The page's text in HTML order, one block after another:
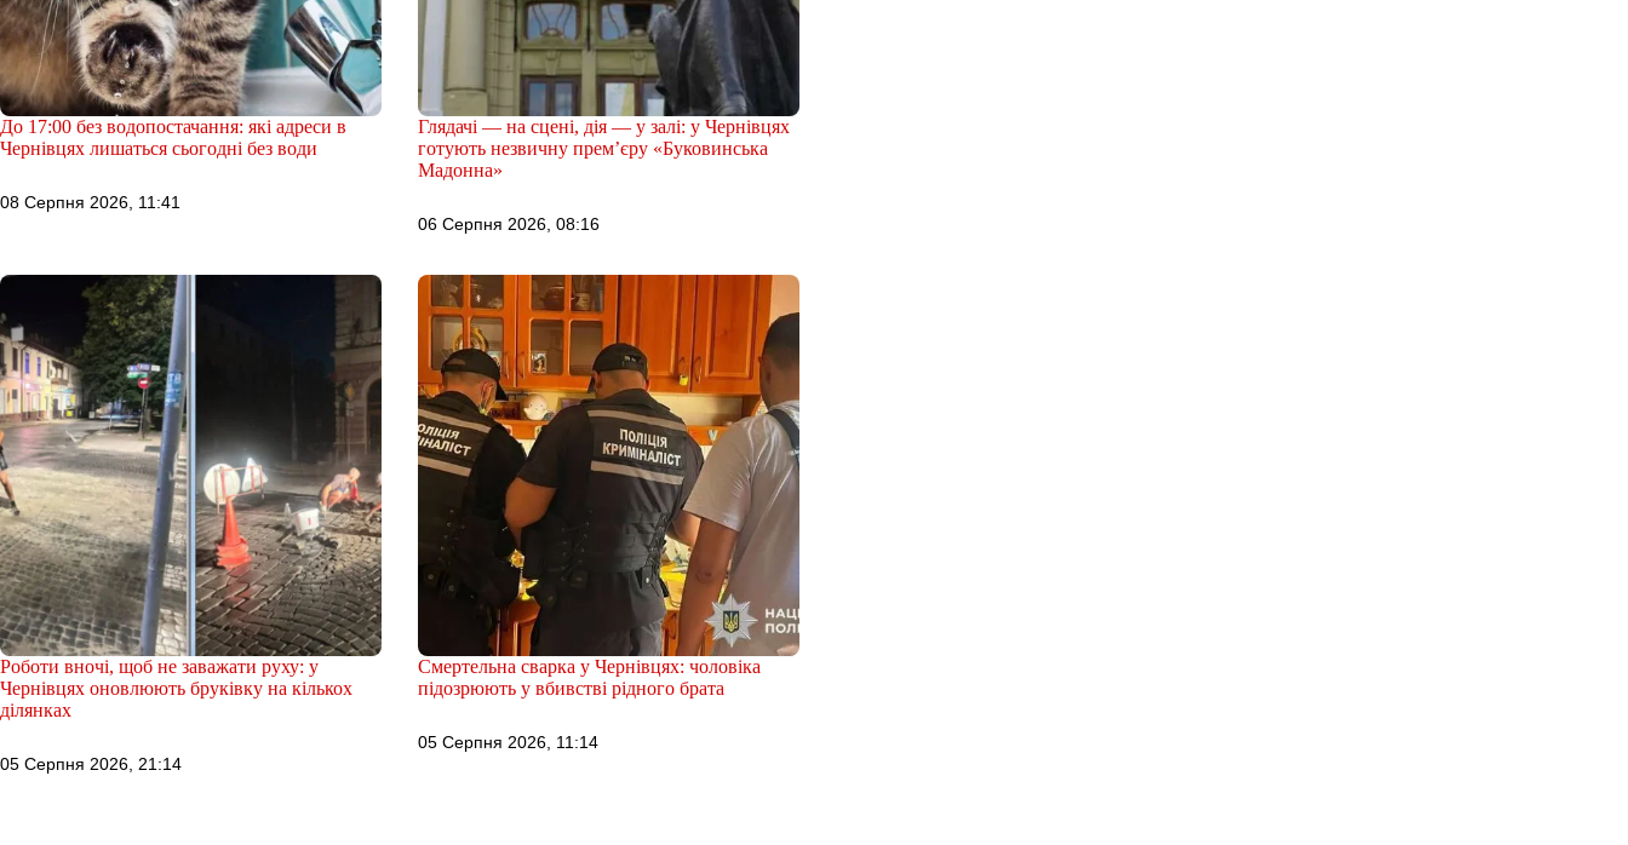
До 17:00 без водопостачання: які адреси в
Чернівцях лишаться сьогодні без води
08 Серпня 2026, 11:41
Глядачі — на сцені, дія — у залі: у Чернівцях
готують незвичну прем’єру «Буковинська
Мадонна»
06 Серпня 2026, 08:16
Роботи вночі, щоб не заважати руху: у
Чернівцях оновлюють бруківку на кількох
ділянках
05 Серпня 2026, 21:14
Смертельна сварка у Чернівцях: чоловіка
підозрюють у вбивстві рідного брата
05 Серпня 2026, 11:14